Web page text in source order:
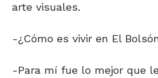
arte visuales.
-¿Cómo es vivir en El
-Para mí fue lo mejor que